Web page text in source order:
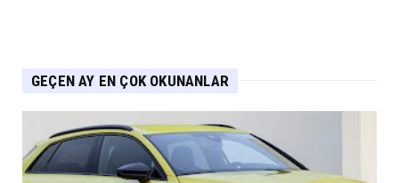
GEÇEN AY EN ÇOK OKUNANLAR